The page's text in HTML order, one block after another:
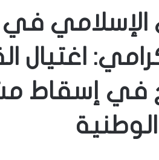
الإسلامي
اغتيال
في إسقاط